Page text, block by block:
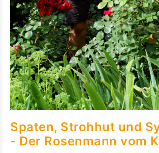
Spaten, Strohhut und
- Der Rosenmann vom